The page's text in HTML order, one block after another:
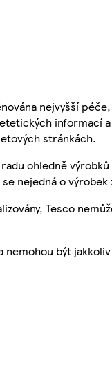
nejvyšší
informací
stránkách.
ohledně
nejedná o výrobek
Tesco
být